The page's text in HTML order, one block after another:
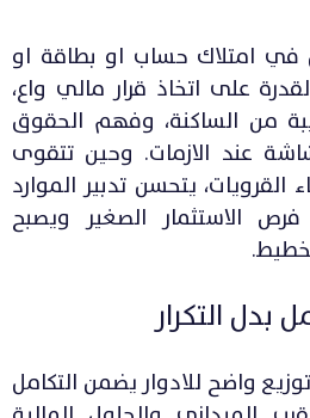
في امتلاك حساب او بطاقة او
على اتخاذ قرار مالي واع،
من الساكنة، وفهم الحقوق
عند الازمات. وحين تتقوى
يتحسن تدبير الموارد
الاستثمار الصغير ويصبح
بدل التكرار
واضح للادوار يضمن التكامل